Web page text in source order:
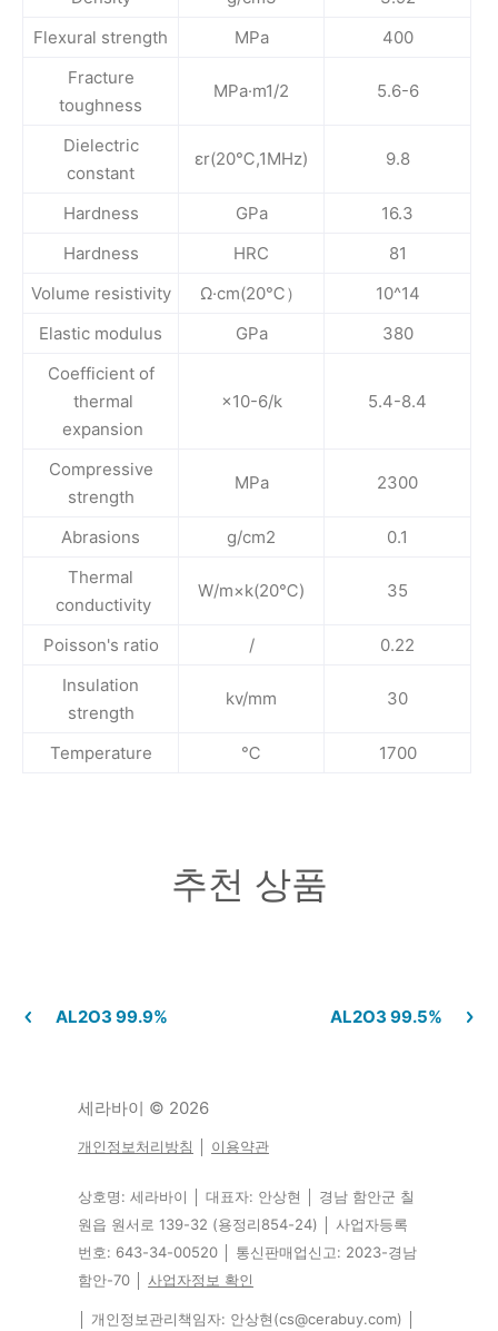
Flexural strength
MPa
400
Fracture
toughness
MPa·m1/2 5.6-6
Dielectric
constant
εr(20℃,1MHz) 9.8
Hardness GPa
16.3
Hardness
HRC
81
Volume resistivity
Ω·cm(20℃）
10^14
Elastic modulus
GPa
380
Coefficient of
thermal
expansion
×10-6/k 5.4-8.4
Compressive
strength
MPa 2300
Abrasions g/cm2
0.1
Thermal
conductivity
W/m×k(20℃) 35
Poisson's ratio /
0.22
Insulation
strength
kv/mm 30
Temperature ℃ 1700
추천 상품
AL2O3 99.9% AL2O3 99.5%
세라바이 © 2026
개인정보처리방침 이용약관
상호명: 세라바이 │ 대표자: 안상현 │ 경남 함안군 칠
원읍 원서로 139-32 (용정리854-24) │ 사업자등록
번호: 643-34-00520 │ 통신판매업신고: 2023-경남
함안-70 │ 사업자정보 확인
│ 개인정보관리책임자: 안상현(cs@cerabuy.com) │